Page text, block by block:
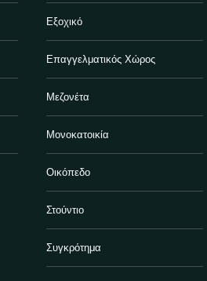
Εξοχικό
Επαγγελματικός Χώρος
Μεζονέτα
Μονοκατοικία
Οικόπεδο
Στούντιο
Συγκρότημα